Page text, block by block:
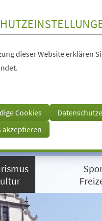
dieser Website erklären
Cookies
akzeptieren